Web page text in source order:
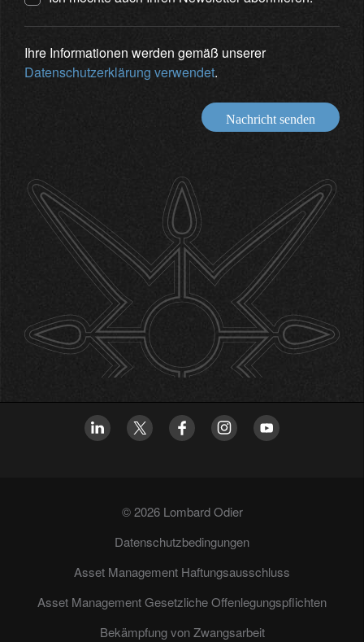
Ihre Informationen werden gemäß unserer
Datenschutzerklärung verwendet.
Nachricht senden
© 2026 Lombard Odier
Datenschutzbedingungen
Asset Management Haftungsausschluss
Asset Management Gesetzliche Offenlegungspflichten
Bekämpfung von Zwangsarbeit